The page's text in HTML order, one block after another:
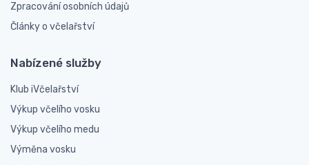
Zpracování osobních údajů
Články o včelařství
Nabízené služby
Klub iVčelařství
Výkup včelího vosku
Výkup včelího medu
Výměna vosku